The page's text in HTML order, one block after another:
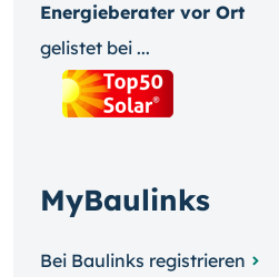
Energieberater vor Ort
gelistet bei ...
MyBaulinks
Bei Baulinks registrieren